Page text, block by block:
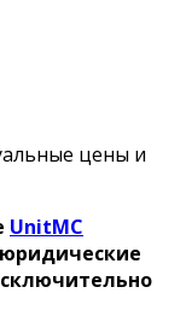
цены и
UnitMC